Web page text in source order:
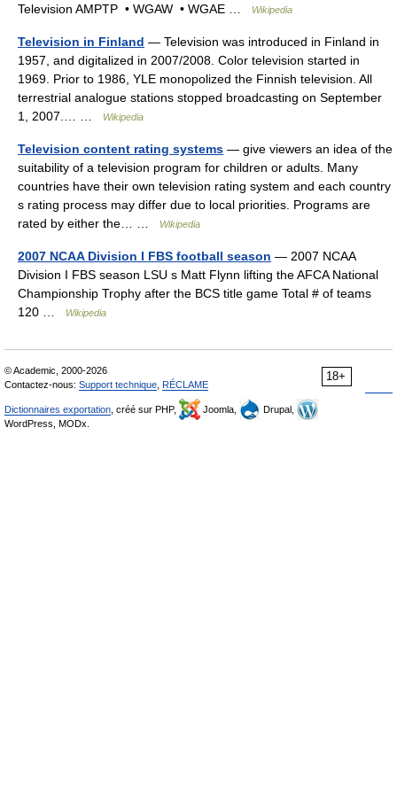
Television AMPTP • WGAW • WGAE …
Wikipedia
Television in Finland — Television was introduced in Finland in
1957, and digitalized in 2007/2008. Color television started in
1969. Prior to 1986, YLE monopolized the Finnish television. All
terrestrial analogue stations stopped broadcasting on September
1, 2007.… …
Wikipedia
Television content rating systems — give viewers an idea of the
suitability of a television program for children or adults. Many
countries have their own television rating system and each country
s rating process may differ due to local priorities. Programs are
rated by either the… …
Wikipedia
2007 NCAA Division I FBS football season — 2007 NCAA
Division I FBS season LSU s Matt Flynn lifting the AFCA National
Championship Trophy after the BCS title game Total # of teams
120 …
Wikipedia
18+
© Academic, 2000-2026
Contactez-nous: Support technique RÉCLAME
Dictionnaires exportation , créé sur PHP, Joomla,
Drupal,
WordPress, MODx.